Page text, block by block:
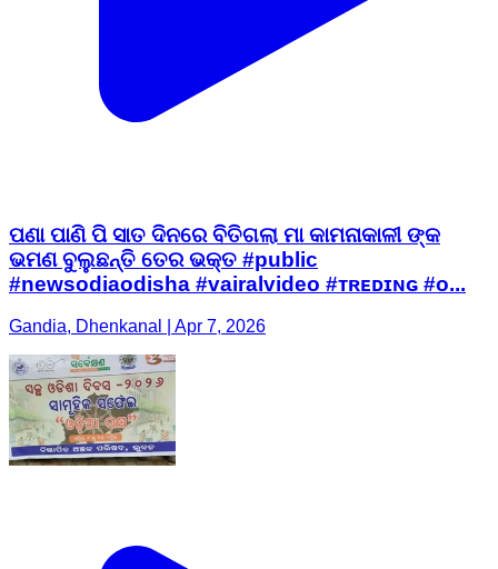
ପଣା ପାଣି ପି ସାତ ଦିନରେ ବିତିଗଲା ମା କାମନାକାଳୀ ଙ୍କ
ଭମଣ ବୁଲୁଛନ୍ତି ତେର ଭକ୍ତ #public
#newsodiaodisha #vairalvideo #ᴛʀᴇᴅɪɴɢ #o...
Gandia, Dhenkanal | Apr 7, 2026